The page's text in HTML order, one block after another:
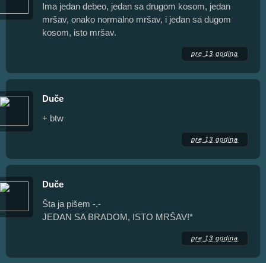
Ima jedan debeo, jedan sa drugom kosom, jedan
mršav, onako normalno mršav, i jedan sa dugom
kosom, isto mršav.
pre 13 godina
Duče
+ btw
pre 13 godina
Duče
Šta ja pišem -.-
JEDAN SA BRADOM, ISTO MRŠAV!*
pre 13 godina